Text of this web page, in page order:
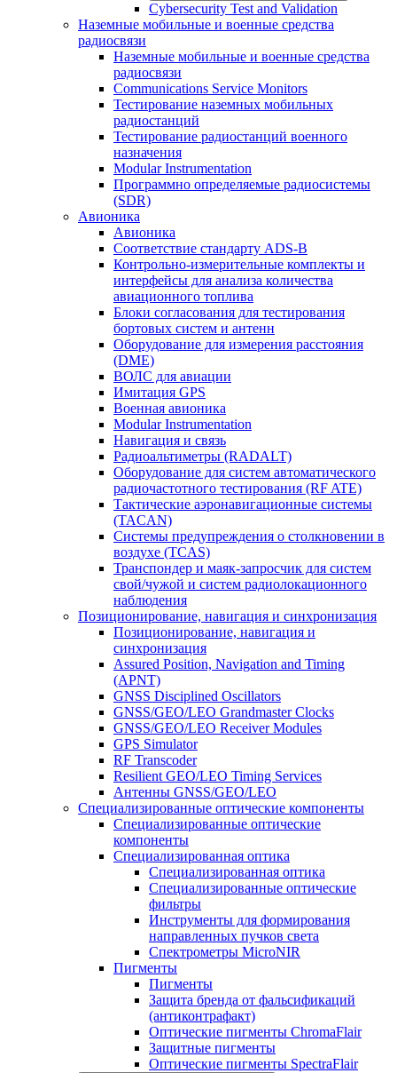
Cybersecurity Test and Validation
Наземные мобильные и военные средства
радиосвязи
Наземные мобильные и военные средства
радиосвязи
Communications Service Monitors
Тестирование наземных мобильных
радиостанций
Тестирование радиостанций военного
назначения
Modular Instrumentation
Программно определяемые радиосистемы
(SDR)
Авионика
Авионика
Соответствие стандарту ADS-B
Контрольно-измерительные комплекты и
интерфейсы для анализа количества
авиационного топлива
Блоки согласования для тестирования
бортовых систем и антенн
Оборудование для измерения расстояния
(DME)
ВОЛС для авиации
Имитация GPS
Военная авионика
Modular Instrumentation
Навигация и связь
Радиоальтиметры (RADALT)
Оборудование для систем автоматического
радиочастотного тестирования (RF ATE)
Тактические аэронавигационные системы
(TACAN)
Системы предупреждения о столкновении в
воздухе (TCAS)
Транспондер и маяк-запросчик для систем
свой/чужой и систем радиолокационного
наблюдения
Позиционирование, навигация и синхронизация
Позиционирование, навигация и
синхронизация
Assured Position, Navigation and Timing
(APNT)
GNSS Disciplined Oscillators
GNSS/GEO/LEO Grandmaster Clocks
GNSS/GEO/LEO Receiver Modules
GPS Simulator
RF Transcoder
Resilient GEO/LEO Timing Services
Антенны GNSS/GEO/LEO
Специализированные оптические компоненты
Специализированные оптические
компоненты
Специализированная оптика
Специализированная оптика
Специализированные оптические
фильтры
Инструменты для формирования
направленных пучков света
Спектрометры MicroNIR
Пигменты
Пигменты
Защита бренда от фальсификаций
(антиконтрафакт)
Оптические пигменты ChromaFlair
Защитные пигменты
Оптические пигменты SpectraFlair